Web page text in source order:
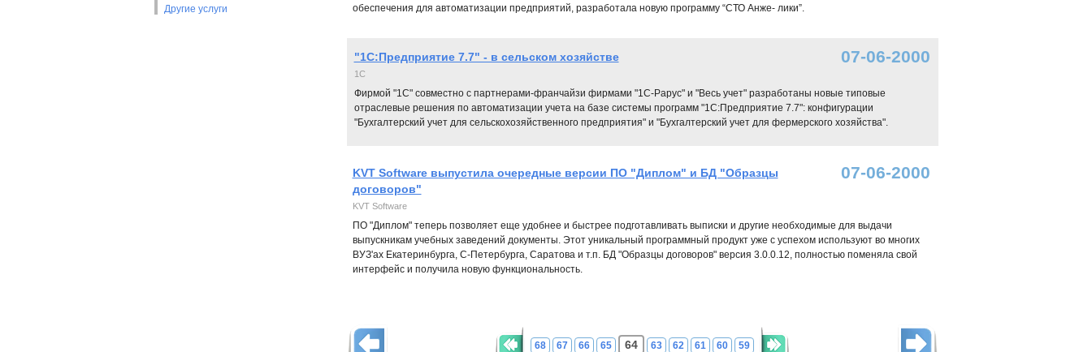
Другие услуги
обеспечения для автоматизации предприятий, разработала новую программу “СТО Анже- лики”.
"1С:Предприятие 7.7" - в сельском хозяйстве 07-06-2000
1C
Фирмой "1С" совместно с партнерами-франчайзи фирмами "1С-Рарус" и "Весь учет" разработаны новые типовые
отраслевые решения по автоматизации учета на базе системы программ "1С:Предприятие 7.7": конфигурации
"Бухгалтерский учет для сельскохозяйственного предприятия" и "Бухгалтерский учет для фермерского хозяйства".
KVT Software выпустила очередные версии ПО "Диплом" и БД "Образцы
договоров"
07-06-2000
KVT Software
ПО "Диплом" теперь позволяет еще удобнее и быстрее подготавливать выписки и другие необходимые для выдачи
выпускникам учебных заведений документы. Этот уникальный программный продукт уже с успехом используют во многих
ВУЗ'ах Екатеринбурга, С-Петербурга, Саратова и т.п. БД "Образцы договоров" версия 3.0.0.12, полностью поменяла свой
интерфейс и получила новую функциональность.
68 67 66 65 64 63 62 61 60 59